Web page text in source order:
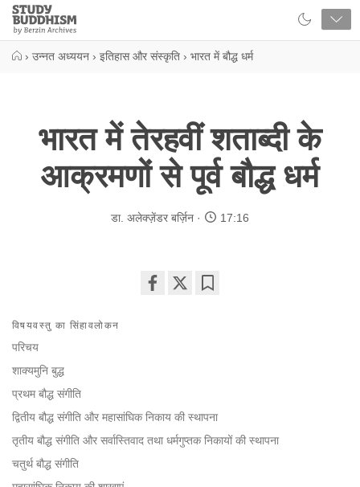
Close
Study
Buddhism
› उन्नत अध्ययन › इतिहास और संस्कृति › भारत में बौद्ध धर्म
भारत में तेरहवीं शताब्दी के
आक्रमणों से पूर्व बौद्ध धर्म
डा. अलेक्ज़ेंडर बर्ज़िन 17:16
विषयवस्तु का सिंहावलोकन
परिचय
शाक्यमुनि बुद्ध
प्रथम बौद्ध संगीति
द्वितीय बौद्ध संगीति और महासांघिक निकाय की स्थापना
तृतीय बौद्ध संगीति और सर्वास्तिवाद तथा धर्मगुप्तक निकायों की स्थापना
चतुर्थ बौद्ध संगीति